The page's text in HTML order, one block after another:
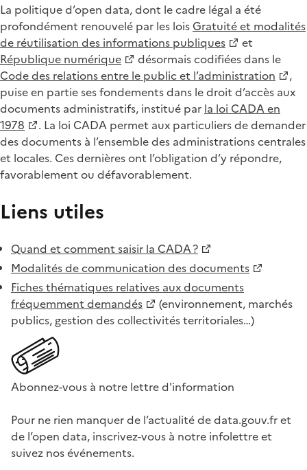
La politique d’open data, dont le cadre légal a été
profondément renouvelé par les loisGratuité et modalités
de réutilisation des informations publiques
et
République numérique
désormais codifiées dans le
Code des relations entre le public et l’administration
,
puise en partie ses fondements dans le droit d’accès aux
documents administratifs, institué par la loi CADA en
1978
. La loi CADA permet aux particuliers de demander
des documents à l’ensemble des administrations centrales
et locales. Ces dernières ont l’obligation d’y répondre,
favorablement ou défavorablement.
Liens utiles
Quand et comment saisir la CADA ?
Modalités de communication des documents
Fiches thématiques relatives aux documents
fréquemment demandés
(environnement, marchés
publics, gestion des collectivités territoriales…)
Abonnez-vous à notre lettre d'information
Pour ne rien manquer de l’actualité de data.gouv.fr et
de l’open data, inscrivez-vous à notre infolettre et
suivez nos événements.